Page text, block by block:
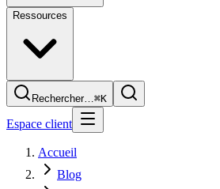
Ressources
Rechercher…⌘K
Espace client
Accueil
Blog